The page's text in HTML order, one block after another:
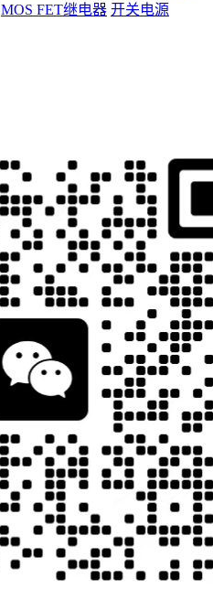
MOS FET继电器 开关电源